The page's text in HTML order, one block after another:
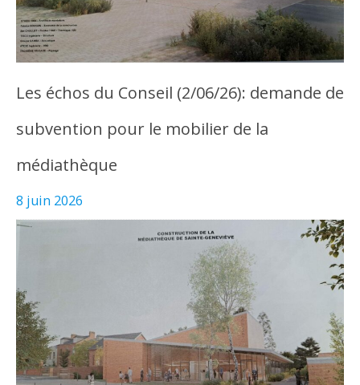
Les échos du Conseil (2/06/26): demande de
subvention pour le mobilier de la
médiathèque
8 juin 2026